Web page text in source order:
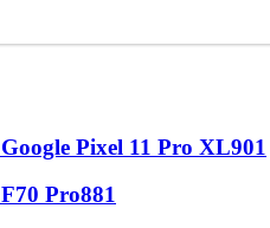
Pixel 11 Pro XL901
Pro881